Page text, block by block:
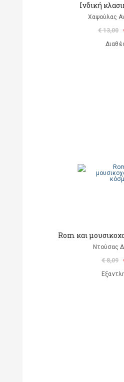
Ινδική
Χαψούλας
€ 13,00
Rom και
Ντούσας
€ 8,09